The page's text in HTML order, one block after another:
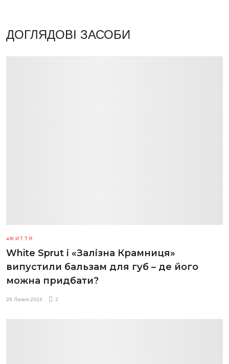
ДОГЛЯДОВІ ЗАСОБИ
ЖИТТЯ
White Sprut і «Залізна Крамниця»
випустили бальзам для губ – де його
можна придбати?
26 Липня 2024 2